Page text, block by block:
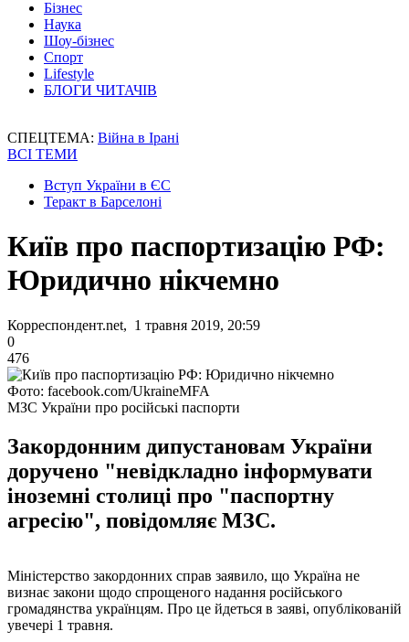
Бізнес
Наука
Шоу-бізнес
Спорт
Lifestyle
БЛОГИ ЧИТАЧІВ
СПЕЦТЕМА: Війна в Ірані
ВСІ ТЕМИ
Вступ України в ЄС
Теракт в Барселоні
Київ про паспортизацію РФ:
Юридично нікчемно
Корреспондент.net, 1 травня 2019, 20:59
0
476
Фото: facebook.com/UkraineMFA
МЗС України про російські паспорти
Закордонним дипустановам України
доручено "невідкладно інформувати
іноземні столиці про "паспортну
агресію", повідомляє МЗС.
Міністерство закордонних справ заявило, що Україна не
визнає закони щодо спрощеного надання російського
громадянства українцям. Про це йдеться в заяві, опублікованій
увечері 1 травня.